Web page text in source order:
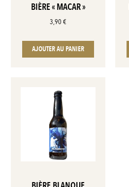
BIÈRE « MACAR »
3,90€
AJOUTER AU PANIER